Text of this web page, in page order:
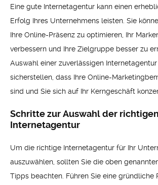
Eine gute Internetagentur kann einen
Erfolg Ihres Unternehmens leisten. Sie
Ihre Online-Präsenz zu optimieren, Ihr
verbessern und Ihre Zielgruppe besser zu
Auswahl einer zuverlässigen
sicherstellen, dass Ihre Online-
sind und Sie sich auf Ihr Kerngeschäft
Schritte zur Auswahl der richtigen
Internetagentur
Um die richtige Internetagentur für Ihr
auszuwählen, sollten Sie die oben
Tipps beachten. Führen Sie eine gründliche